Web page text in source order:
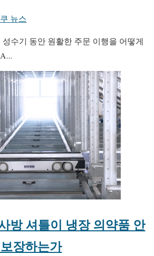
뉴스
수기 동안 원활한 주문 이행을 어떻게
방 셔틀이 냉장 의약품 안
장하는가